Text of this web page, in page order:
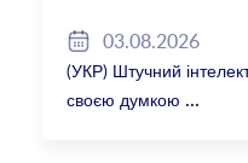
03.08.2026
(УКР) Штучний
своєю думкою